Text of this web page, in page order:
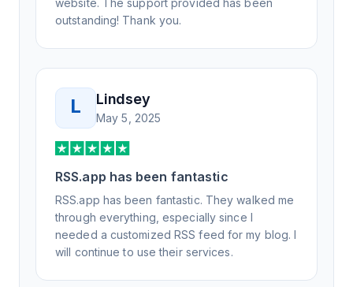
outstanding! Thank you.
L Lindsey
May 5, 2025
RSS.app has been fantastic
RSS.app has been fantastic. They walked me
through everything, especially since I
needed a customized RSS feed for my blog. I
will continue to use their services.